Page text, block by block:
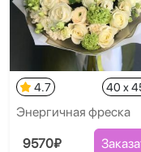
4.7 40 x
Энергичная фреска
9570₽